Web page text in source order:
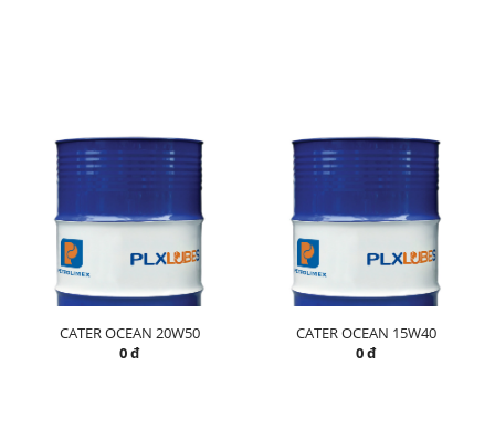
CATER OCEAN 20W50
0 đ
CATER OCEAN 15W40
0 đ